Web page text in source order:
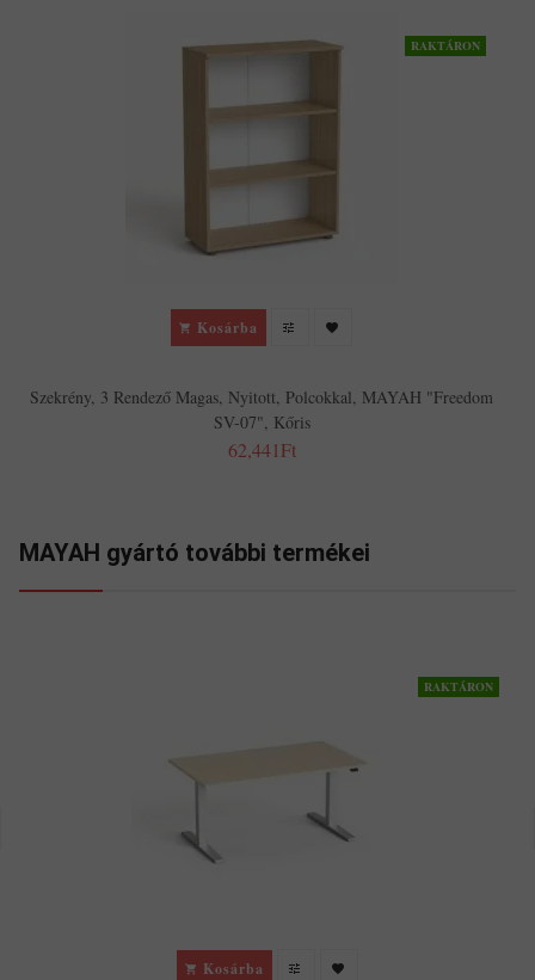
RAKTÁRON
Kosárba
Szekrény, 3 Rendező Magas, Nyitott, Polcokkal, MAYAH "Freedom
SV-07", Kőris
62,441Ft
MAYAH gyártó további termékei
RAKTÁRON
Kosárba